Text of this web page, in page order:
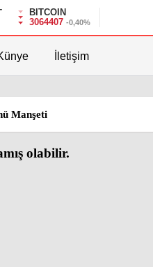
BITCOIN
3064407 -0,40%
İletişim
Manşeti
olabilir.